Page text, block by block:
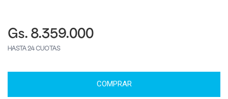
Gs. 8.359.000
HASTA 24 CUOTAS
COMPRAR